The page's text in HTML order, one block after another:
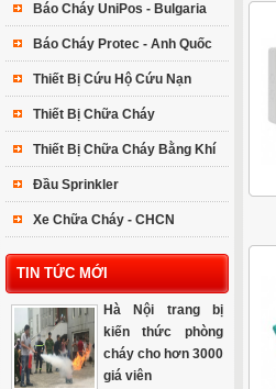
Báo Cháy UniPos - Bulgaria
Báo Cháy Protec - Anh Quốc
Thiết Bị Cứu Hộ Cứu Nạn
Thiết Bị Chữa Cháy
Thiết Bị Chữa Cháy Bằng Khí
Đầu Sprinkler
Xe Chữa Cháy - CHCN
TIN TỨC MỚI
Hà Nội trang bị
kiến thức phòng
cháy cho hơn 3000
giá viên